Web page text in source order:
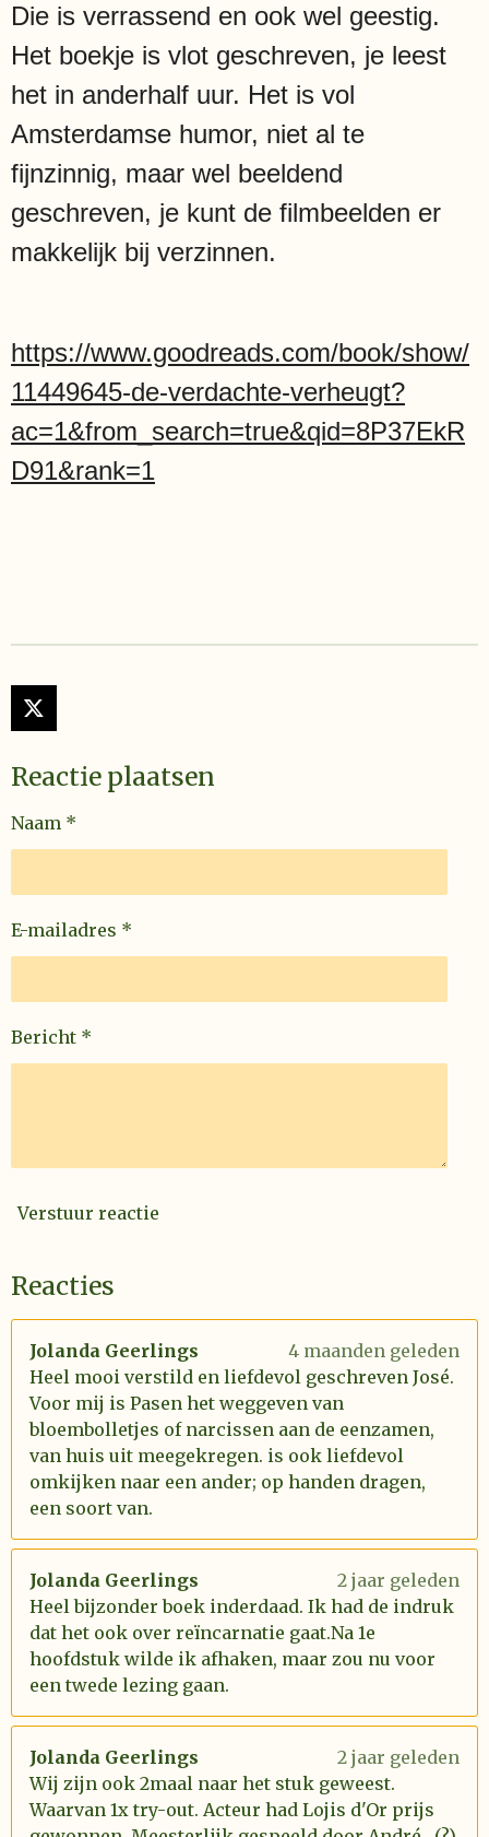
Die is verrassend en ook wel geestig.
Het boekje is vlot geschreven, je leest
het in anderhalf uur. Het is vol
Amsterdamse humor, niet al te
fijnzinnig, maar wel beeldend
geschreven, je kunt de filmbeelden er
makkelijk bij verzinnen.
https://www.goodreads.com/book/show/
11449645-de-verdachte-verheugt?
ac=1&from_search=true&qid=8P37EkR
D91&rank=1
X
Reactie plaatsen
Naam *
E-mailadres *
Bericht *
Verstuur reactie
Reacties
Jolanda Geerlings
4 maanden geleden
Heel mooi verstild en liefdevol geschreven José.
Voor mij is Pasen het weggeven van
bloembolletjes of narcissen aan de eenzamen,
van huis uit meegekregen. is ook liefdevol
omkijken naar een ander; op handen dragen,
een soort van.
Jolanda Geerlings
2 jaar geleden
Heel bijzonder boek inderdaad. Ik had de indruk
dat het ook over reïncarnatie gaat.Na 1e
hoofdstuk wilde ik afhaken, maar zou nu voor
een twede lezing gaan.
Jolanda Geerlings
2 jaar geleden
Wij zijn ook 2maal naar het stuk geweest.
Waarvan 1x try-out. Acteur had Lojis d'Or prijs